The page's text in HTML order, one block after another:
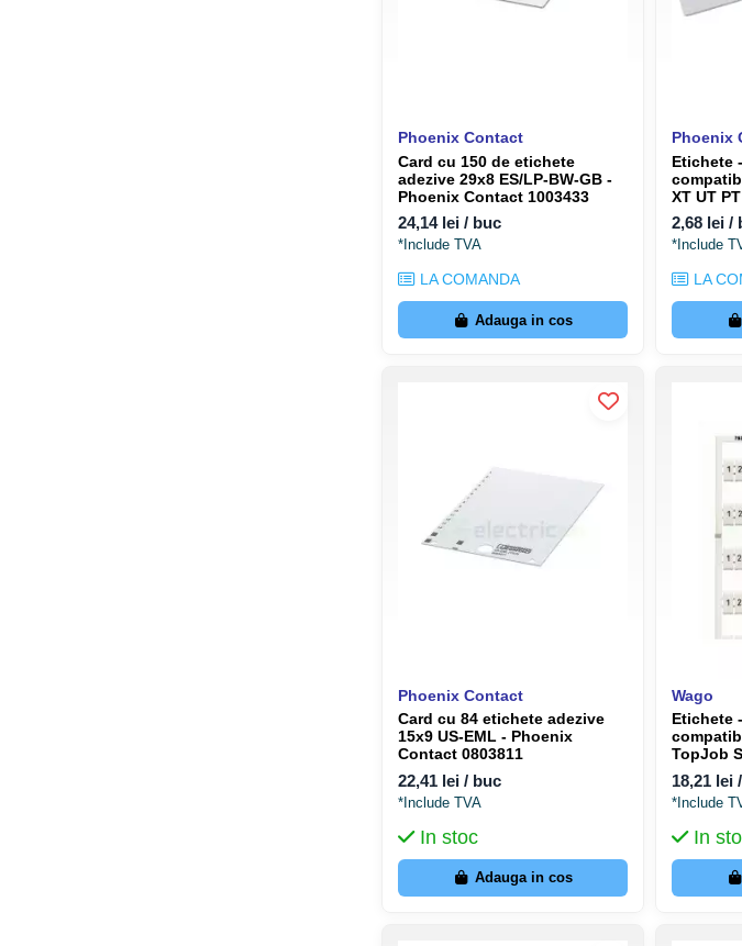
Phoenix Contact
Card cu 150 de etichete
adezive 29x8 ES/LP-BW-GB -
Phoenix Contact 1003433
24,14 lei / buc
*Include TVA
LA COMANDA
Adauga in cos
Phoenix
Etichete
XT UT
Contact
2,68 lei /
*Include
LA
Phoenix Contact
Card cu 84 etichete adezive
15x9 US-EML - Phoenix
Contact 0803811
22,41 lei / buc
*Include TVA
In stoc
Adauga in cos
Wago
Etichete
TopJob
forma de
793-5502
18,21 lei
*Include
In